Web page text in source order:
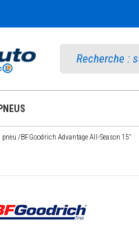
PNEUS
pneu /BFGoodrich Advantage All-Season 15"